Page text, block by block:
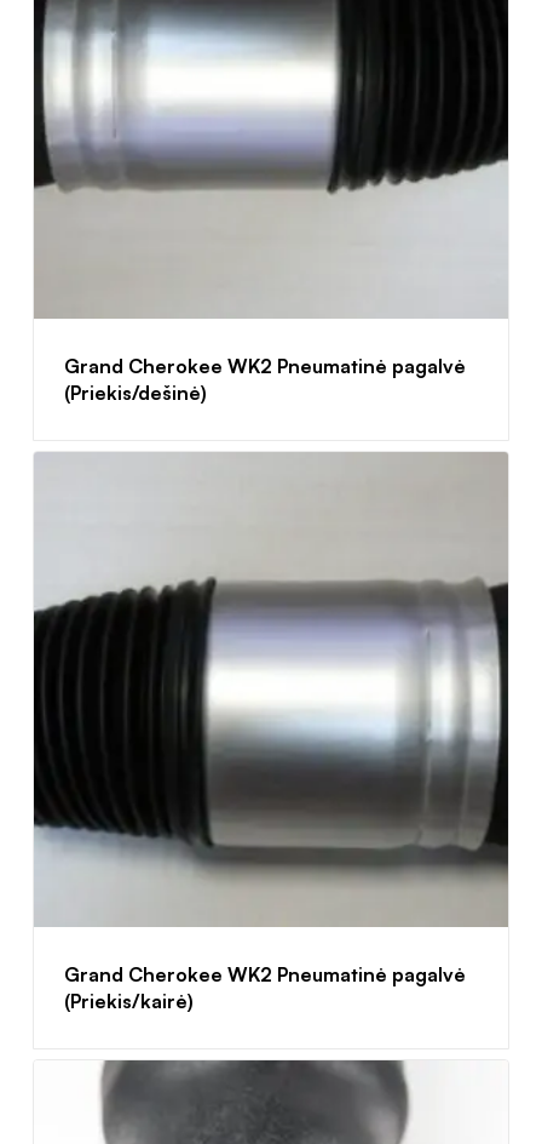
Grand Cherokee WK2 Pneumatinė pagalvė
(Priekis/dešinė)
Grand Cherokee WK2 Pneumatinė pagalvė
(Priekis/kairė)